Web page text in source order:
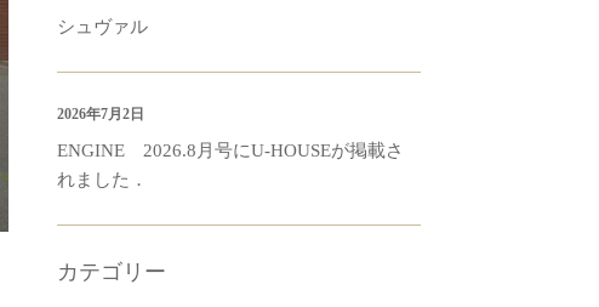
シュヴァル
ENGINE 2026.8月号にU-HOUSEが掲載さ
れました．
2026年7月2日
カテゴリー